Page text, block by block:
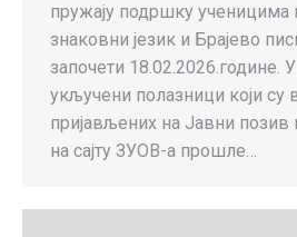
пружају подршку ученицима
знаковни језик и Брајево
започети 18.02.2026.године.
укључени полазници који су
пријављених на Јавни позив
на сајту ЗУОВ-а прошле…